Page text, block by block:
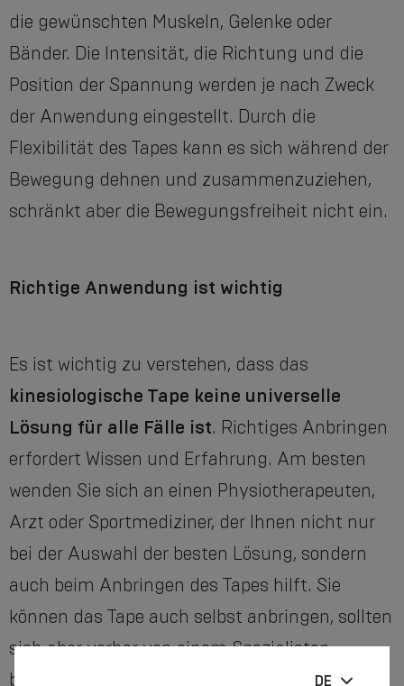
die gewünschten Muskeln, Gelenke oder
Bänder. Die Intensität, die Richtung und die
Position der Spannung werden je nach Zweck
der Anwendung eingestellt. Durch die
Flexibilität des Tapes kann es sich während der
Bewegung dehnen und zusammenzuziehen,
schränkt aber die Bewegungsfreiheit nicht ein.
Richtige Anwendung ist wichtig
Es ist wichtig zu verstehen, dass das
kinesiologische Tape keine universelle
Lösung für alle Fälle ist. Richtiges Anbringen
erfordert Wissen und Erfahrung. Am besten
wenden Sie sich an einen Physiotherapeuten,
Arzt oder Sportmediziner, der Ihnen nicht nur
bei der Auswahl der besten Lösung, sondern
auch beim Anbringen des Tapes hilft. Sie
können das Tape auch selbst anbringen, sollten
sich aber vorher von einem Spezialisten
beraten lassen.
DE